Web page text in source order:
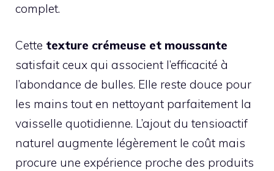
complet.
Cette texture crémeuse et moussante
satisfait ceux qui associent l’efficacité à
l’abondance de bulles. Elle reste douce pour
les mains tout en nettoyant parfaitement la
vaisselle quotidienne. L’ajout du tensioactif
naturel augmente légèrement le coût mais
procure une expérience proche des produits